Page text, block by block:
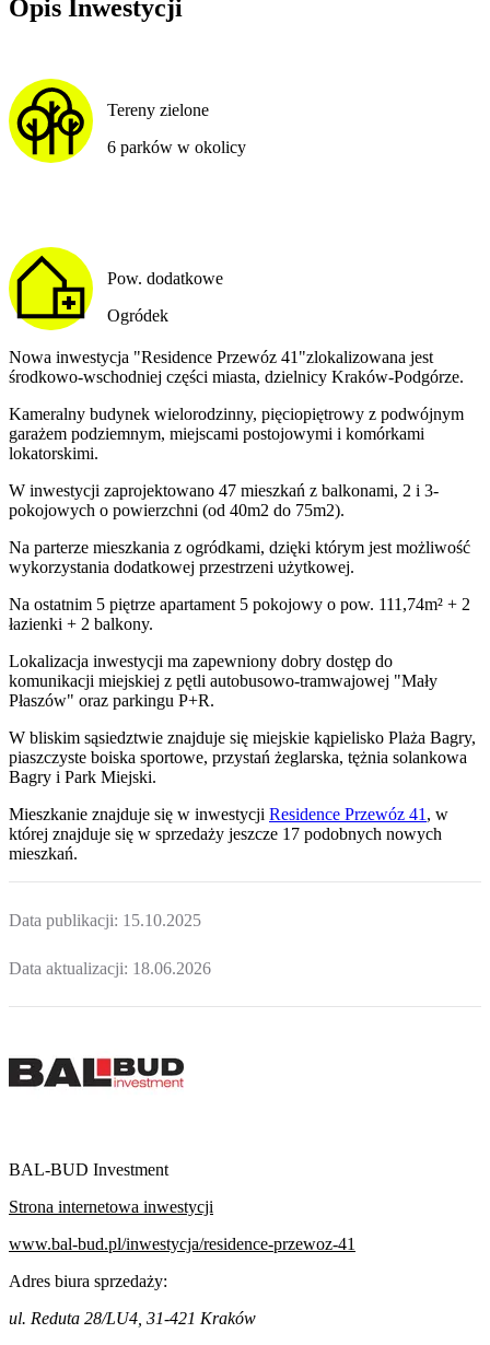
Opis Inwestycji
Tereny zielone
6 parków w okolicy
Pow. dodatkowe
Ogródek
Nowa inwestycja "Residence Przewóz 41"zlokalizowana jest
środkowo-wschodniej części miasta, dzielnicy Kraków-Podgórze.
Kameralny budynek wielorodzinny, pięciopiętrowy z podwójnym
garażem podziemnym, miejscami postojowymi i komórkami
lokatorskimi.
W inwestycji zaprojektowano 47 mieszkań z balkonami, 2 i 3-
pokojowych o powierzchni (od 40m2 do 75m2).
Na parterze mieszkania z ogródkami, dzięki którym jest możliwość
wykorzystania dodatkowej przestrzeni użytkowej.
Na ostatnim 5 piętrze apartament 5 pokojowy o pow. 111,74m² + 2
łazienki + 2 balkony.
Lokalizacja inwestycji ma zapewniony dobry dostęp do
komunikacji miejskiej z pętli autobusowo-tramwajowej "Mały
Płaszów" oraz parkingu P+R.
W bliskim sąsiedztwie znajduje się miejskie kąpielisko Plaża Bagry,
piaszczyste boiska sportowe, przystań żeglarska, tężnia solankowa
Bagry i Park Miejski.
Mieszkanie znajduje się w inwestycji Residence Przewóz 41 , w
której znajduje się w sprzedaży jeszcze 17 podobnych nowych
mieszkań.
Data publikacji: 15.10.2025
Data aktualizacji: 18.06.2026
BAL-BUD Investment
Strona internetowa inwestycji
www.bal-bud.pl/inwestycja/residence-przewoz-41
Adres biura sprzedaży:
ul. Reduta 28/LU4, 31-421 Kraków